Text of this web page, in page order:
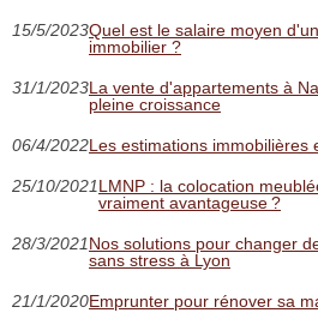
15/5/2023Quel est le salaire moyen
immobilier ?
31/1/2023La vente d'appartements à
pleine croissance
06/4/2022Les estimations immobilières
25/10/2021LMNP : la colocation
vraiment avantageuse ?
28/3/2021Nos solutions pour changer
sans stress à Lyon
21/1/2020Emprunter pour rénover sa